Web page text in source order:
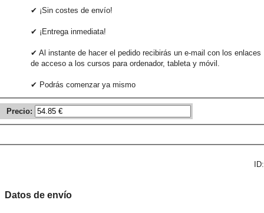
✔ ¡Sin costes de envío!
✔ ¡Entrega inmediata!
✔ Al instante de hacer el pedido recibirás un e-mail con los enlaces
de acceso a los cursos para ordenador, tableta y móvil.
✔ Podrás comenzar ya mismo
Precio:
ID:
Datos de envío